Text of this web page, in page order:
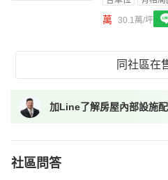
我想找具垃圾處理的物件
萬 30.1萬/坪
同社區在
加Line了解房屋內部設施
社區問答